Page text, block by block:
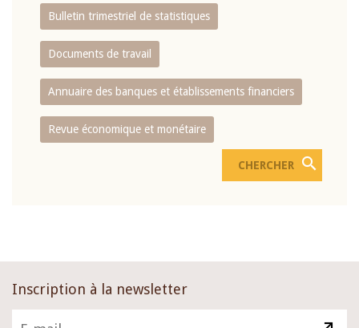
Bulletin trimestriel de statistiques
Documents de travail
Annuaire des banques et établissements financiers
Revue économique et monétaire
Inscription à la newsletter